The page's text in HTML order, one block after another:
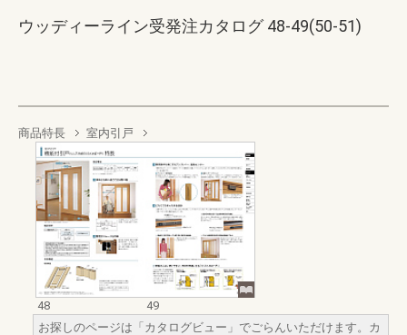
ウッディーライン受発注カタログ 48-49(50-51)
商品特長 室内引戸
48
49
お探しのページは「カタログビュー」でごらんいただけます。カ